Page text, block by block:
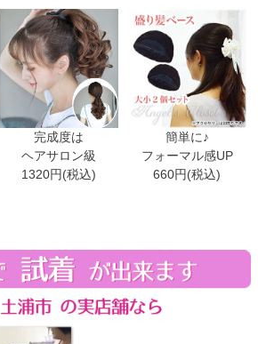
完成度は
ヘアサロン級
1320円(税込)
簡単に♪
フォーマル感UP
660円(税込)